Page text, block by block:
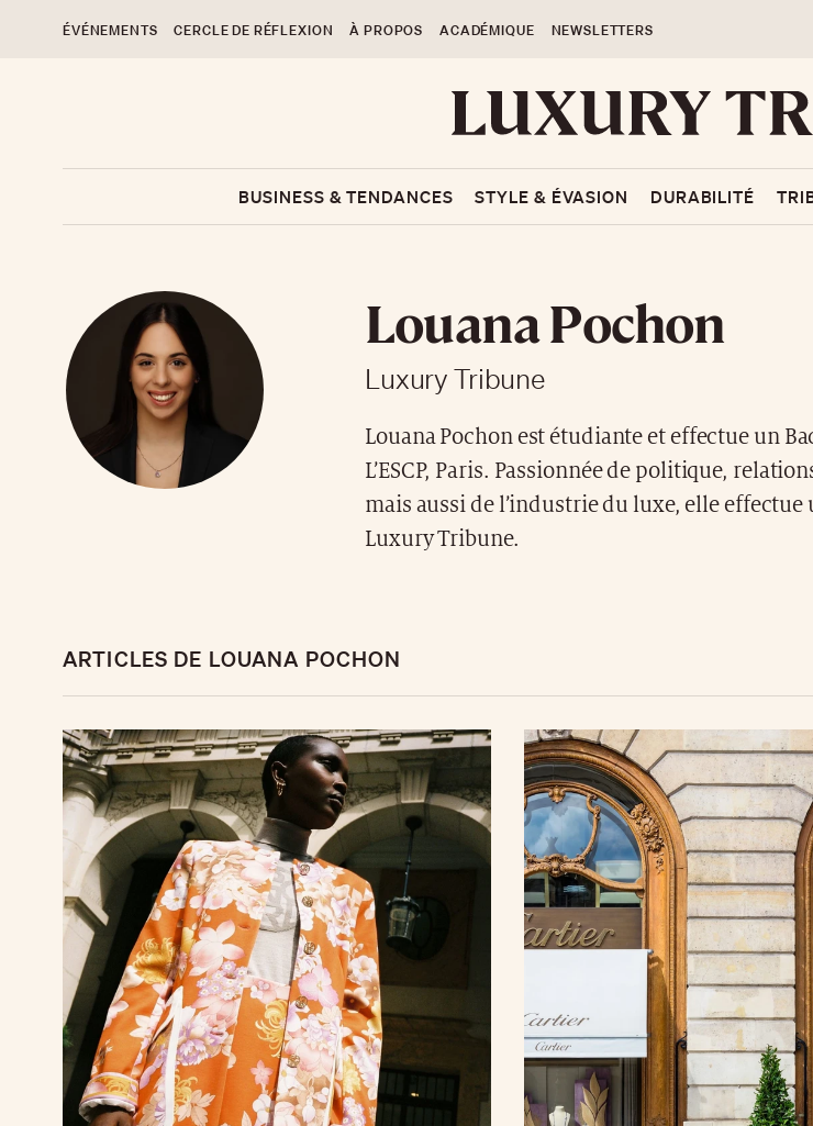
ÉVÉNEMENTS CERCLE DE RÉFLEXION À PROPOS ACADÉMIQUE NEWSLETTERS
BUSINESS & TENDANCES STYLE & ÉVASION DURABILITÉ
Louana Pochon
Luxury Tribune
Louana Pochon est étudiante et effectue un
L’ESCP, Paris. Passionnée de politique,
mais aussi de l’industrie du luxe, elle effectue
Luxury Tribune.
ARTICLES DE LOUANA POCHON